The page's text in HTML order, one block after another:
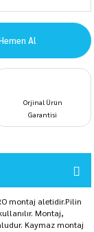
Al
Orjinal Ürün
Garantisi
montaj aletidir.Pilin
Montaj,
Kaymaz montaj